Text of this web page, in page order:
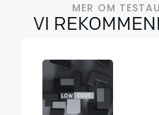
MER OM
VI